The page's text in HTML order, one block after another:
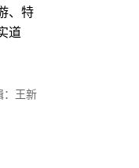
、特
道
：王新